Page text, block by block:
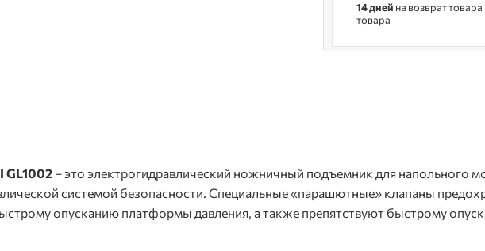
14 дней на возврат
товара
GL1002 – это электрогидравлический ножничный подъемник для напольного
системой безопасности. Специальные «парашютные» клапаны
опусканию платформы давления, а также препятствуют быстрому